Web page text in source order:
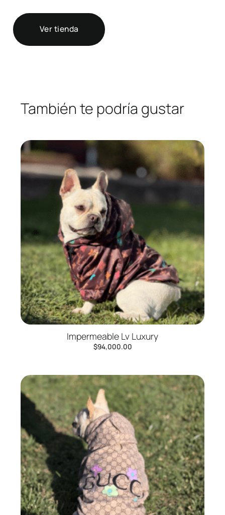
Ver tienda
También te podría gustar
Impermeable Lv Luxury
$94,000.00